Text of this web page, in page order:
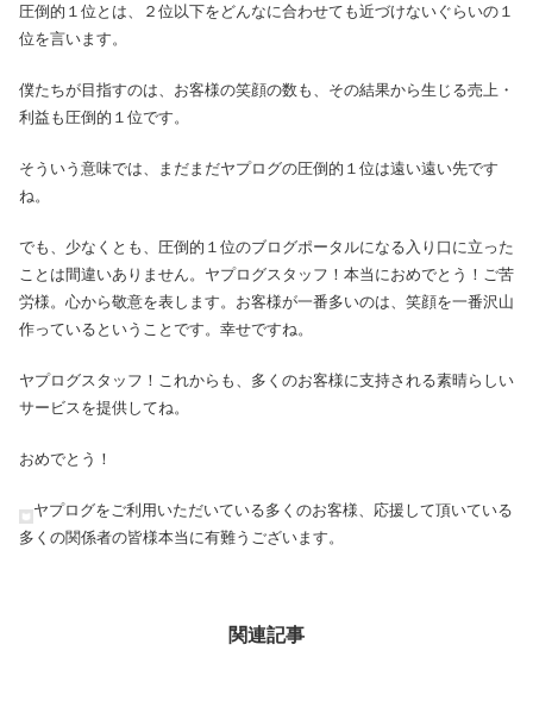
圧倒的１位とは、２位以下をどんなに合わせても近づけないぐらいの１
位を言います。
僕たちが目指すのは、お客様の笑顔の数も、その結果から生じる売上・
利益も圧倒的１位です。
そういう意味では、まだまだヤプログの圧倒的１位は遠い遠い先です
ね。
でも、少なくとも、圧倒的１位のブログポータルになる入り口に立った
ことは間違いありません。ヤプログスタッフ！本当におめでとう！ご苦
労様。心から敬意を表します。お客様が一番多いのは、笑顔を一番沢山
作っているということです。幸せですね。
ヤプログスタッフ！これからも、多くのお客様に支持される素晴らしい
サービスを提供してね。
おめでとう！
ヤプログをご利用いただいている多くのお客様、応援して頂いている
多くの関係者の皆様本当に有難うございます。
関連記事